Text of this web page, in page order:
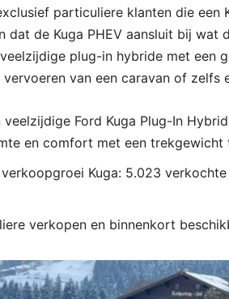
particuliere klanten die een
dat de Kuga PHEV aansluit bij wat
plug-in hybride met een
van een caravan of zelfs
veelzijdige Ford Kuga Plug-In
en comfort met een trekgewicht
Kuga: 5.023
verkopen en binnenkort